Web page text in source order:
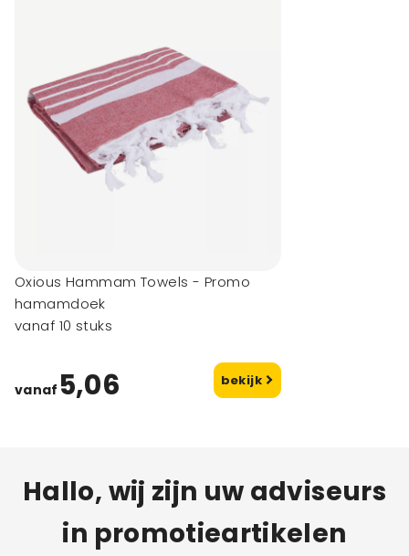
Oxious Hammam Towels - Promo
hamamdoek
vanaf 10 stuks
vanaf 5,06 bekijk
Hallo, wij zijn uw adviseurs
in promotieartikelen